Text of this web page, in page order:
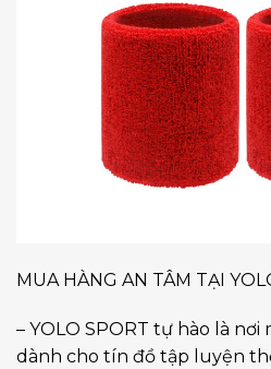
MUA HÀNG AN TÂM TẠI
– YOLO SPORT tự hào là
dành cho tín đồ tập luyện